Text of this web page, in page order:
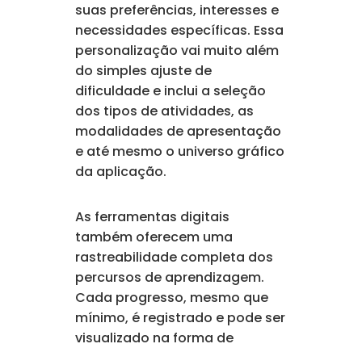
suas preferências, interesses e
necessidades específicas. Essa
personalização vai muito além
do simples ajuste de
dificuldade e inclui a seleção
dos tipos de atividades, as
modalidades de apresentação
e até mesmo o universo gráfico
da aplicação.
As ferramentas digitais
também oferecem uma
rastreabilidade completa dos
percursos de aprendizagem.
Cada progresso, mesmo que
mínimo, é registrado e pode ser
visualizado na forma de